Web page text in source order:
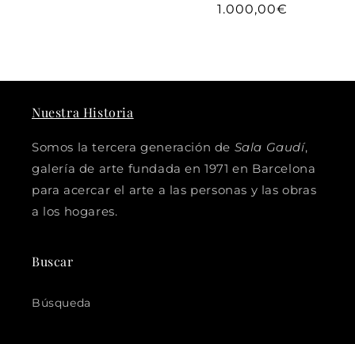
Precio
1.000,00€
Nuestra Historia
Somos la tercera generación de Sala Gaudí,
galería de arte fundada en 1971 en Barcelona
para acercar el arte a las personas y las obras
a los hogares.
Buscar
Búsqueda